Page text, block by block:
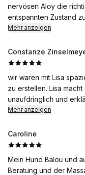
nervösen Aloy die
entspannten Zustand
tolle Expertise mit und
Aloy selber - ist
und kann sich nach ein
muskulären
zu lösen - da wir im
glücklichen gesunden
Seid wir bei Lisa sind
Wir sind rundum
weiterempfehlen.
Mehr anzeigen
Constanze
·
wir waren mit Lisa
zu erstellen. Lisa
unaufdringlich und
Mehr anzeigen
Caroline
·
Mein Hund Balou und
Beratung und der